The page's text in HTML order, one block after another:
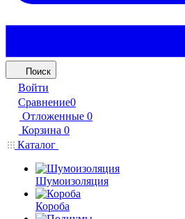
Поиск
Войти
Сравнение0
Отложенные 0
Корзина 0
Каталог
Шумоизоляция
Короба